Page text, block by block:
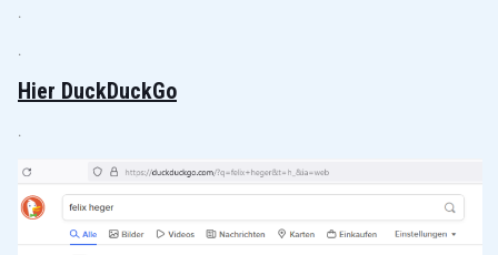
.
.
Hier DuckDuckGo
.